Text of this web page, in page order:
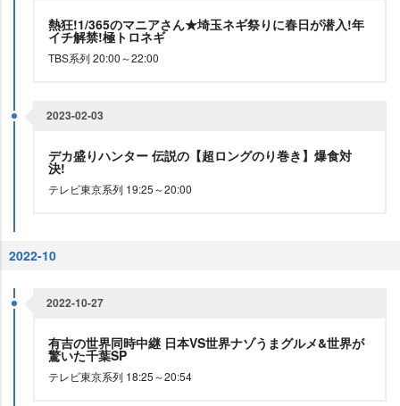
熱狂!1/365のマニアさん★埼玉ネギ祭りに春日が潜入!年
イチ解禁!極トロネギ
TBS系列 20:00～22:00
2023-02-03
デカ盛りハンター 伝説の【超ロングのり巻き】爆食対
決!
テレビ東京系列 19:25～20:00
2022-10
2022-10-27
有吉の世界同時中継 日本VS世界ナゾうまグルメ&世界が
驚いた千葉SP
テレビ東京系列 18:25～20:54